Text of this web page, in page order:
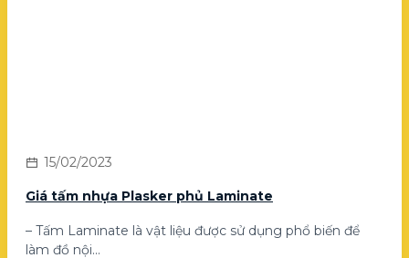
15/02/2023
Giá tấm nhựa Plasker phủ Laminate
– Tấm Laminate là vật liệu được sử dụng phổ biến để
làm đồ nội...